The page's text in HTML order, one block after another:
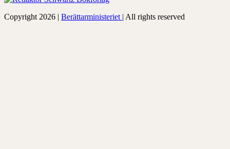
Copyright 2026 | Berättarministeriet | All rights reserved